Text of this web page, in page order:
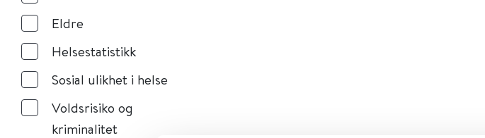
Eldre
Helsestatistikk
Sosial ulikhet i helse
Voldsrisiko og
kriminalitet